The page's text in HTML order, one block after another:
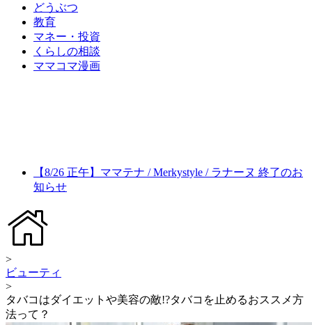
どうぶつ
教育
マネー・投資
くらしの相談
ママコマ漫画
【8/26 正午】ママテナ / Merkystyle / ラナーヌ 終了のお
知らせ
>
ビューティ
>
タバコはダイエットや美容の敵!?タバコを止めるおススメ方
法って？